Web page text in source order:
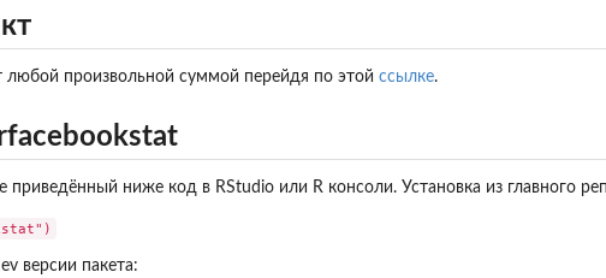
произвольной суммой перейдя по этой ссылке.
приведённый ниже код в RStudio или R консоли. Установка из главного
версии пакета: